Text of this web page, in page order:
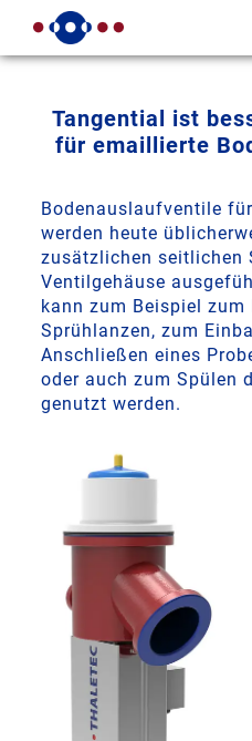
Tangential ist
für emaillierte
Bodenauslaufventile
werden heute
zusätzlichen seitlichen
Ventilgehäuse
kann zum Beispiel zum
Sprühlanzen, zum
Anschließen eines
oder auch zum Spülen
genutzt werden.